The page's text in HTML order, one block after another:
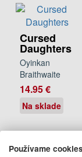
Cursed
Daughters
Oyinkan
Braithwaite
14.95 €
Na sklade
Používame